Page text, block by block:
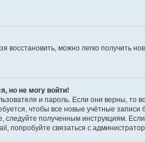
восстановить, можно легко получить
но не могу войти!
и пароль. Если они верны, то
чтобы все новые учётные
полученным инструкциям.
попробуйте связаться с